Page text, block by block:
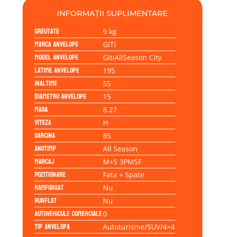
INFORMAȚII SUPLIMENTARE
Greutate 9 kg
Marca anvelope GITI
Model anvelope GitiAllSeason City
Latime anvelope 195
Inaltime 55
Diametru anvelope 15
Masa 8.27
Viteza H
Sarcina 85
Anotimp All Season
Marcaj M+S 3PMSF
Pozitionare Fata + Spate
Ramforsat Nu
Runflat Nu
Autovehicule comerciale0
Tip anvelopa Autoturisme/SUV/4×4